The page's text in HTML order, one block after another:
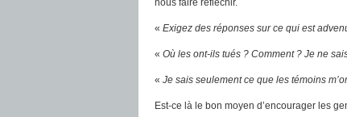
nous faire réfléchir.
« Exigez des réponses sur ce qui est
« Où les ont-ils tués ? Comment ? Je ne
« Je sais seulement ce que les témoins
Est-ce là le bon moyen d’encourager les